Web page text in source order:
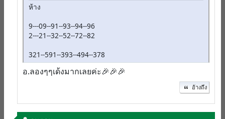
ห้าง
9---09--91--93--94--96
2---21--32--52--72--82
321--591--393--494--378
อ.ลองๆๆเด้งมากเลยค่ะ🎉🎉🎉
อ้างถึง